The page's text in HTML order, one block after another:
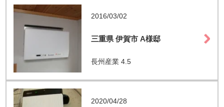
2016/03/02
三重県 伊賀市 A様邸
長州産業 4.5
2020/04/28